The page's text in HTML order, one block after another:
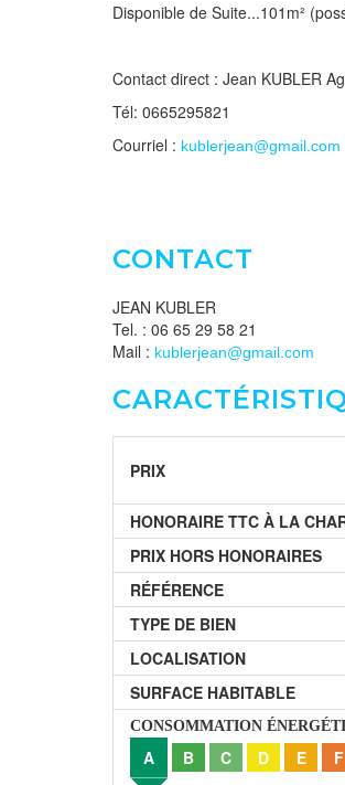
Disponible de Suite...101m²
Contact direct : Jean KUBLER
Tél: 0665295821
Courriel : kublerjean@gmail.com
CONTACT
JEAN KUBLER
Tel. : 06 65 29 58 21
Mail : kublerjean@gmail.com
PRIX
HONORAIRE TTC À LA
PRIX HORS HONORAIRES
RÉFÉRENCE
TYPE DE BIEN
LOCALISATION
SURFACE HABITABLE
CONSOMMATION
A B C D E F